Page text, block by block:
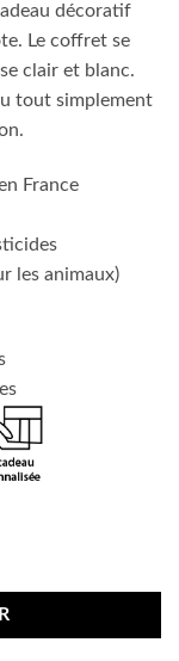
décoratif
Le coffret se
clair et blanc.
tout simplement
France
les animaux)